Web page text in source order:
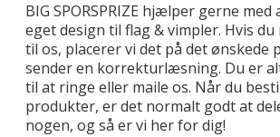
BIG SPORSPRIZE hjælper gerne
eget design til flag & vimpler. Hvis
til os, placerer vi det på det ønskede
sender en korrekturlæsning. Du er
til at ringe eller maile os. Når du
produkter, er det normalt godt at
nogen, og så er vi her for dig!